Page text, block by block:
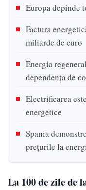
Europa depinde
Factura
miliarde de euro
Energia
dependența de
Electrificarea
energetice
Spania
prețurile la
La 100 de zile de